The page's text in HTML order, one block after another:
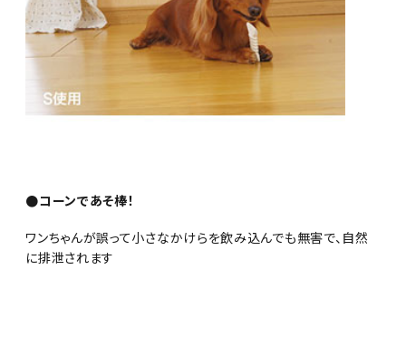
●コーンであそ棒！
ワンちゃんが誤って小さなかけらを飲み込んでも無害で、自然
に排泄されます